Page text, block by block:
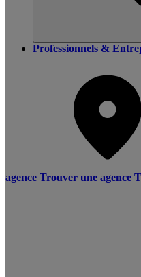
Professionnels &
agence Trouver une agence